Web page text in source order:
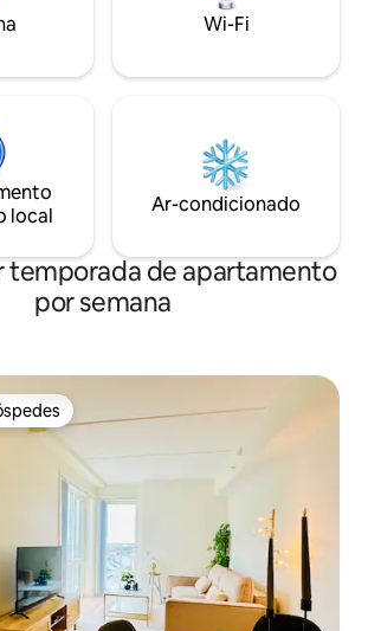
cima com a família, um
Wi-Fi
local
Ar-condicionado
temporada de apartamento
por semana